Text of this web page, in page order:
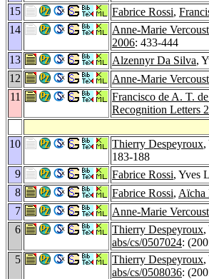
15
Fabrice Rossi,
14
Anne-Marie
2006: 433-444
13
Alzennyr Da Silva,
12
Anne-Marie
11
Francisco de A. T.
Recognition Letters
10
Thierry Despeyroux,
183-188
9
Fabrice Rossi, Yves
8
Fabrice Rossi, Aïcha
7
Anne-Marie
6
Thierry Despeyroux,
abs/cs/0507024:
5
Thierry Despeyroux,
abs/cs/0508036: